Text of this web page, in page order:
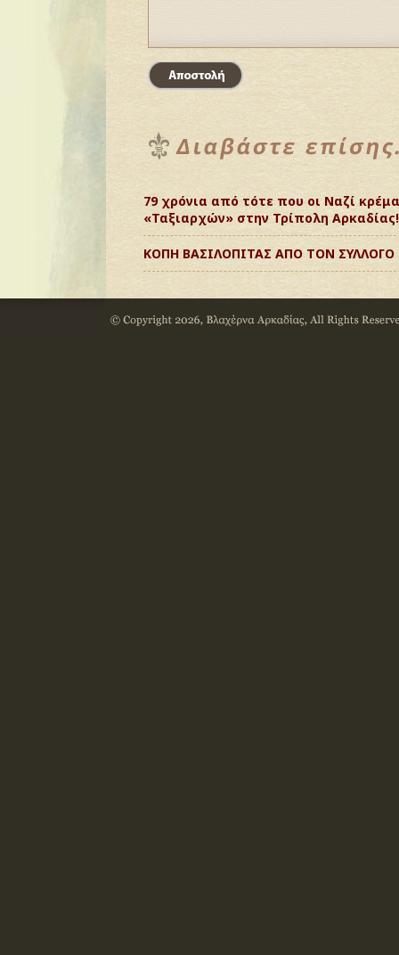
79 χρόνια από τότε που οι Ναζί
«Ταξιαρχών» στην Τρίπολη Αρκαδίας!
ΚΟΠΗ ΒΑΣΙΛΟΠΙΤΑΣ ΑΠΟ ΤΟΝ